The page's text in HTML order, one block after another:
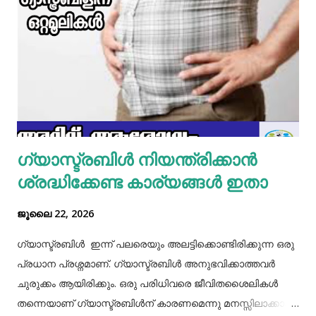
മിക്സിയുടെ ജാറിലേക്ക് മുട്ട, മൈദ, വെള്ളം പാകത്തിന് ഉപ്പ്
എന്നിവ ചേർത്ത് നന്നായിട്ട് അടിച്ചെടുക്കാം. ഇനി ഒരു പാനിൽ
മാവൊഴിച്ചു ദോശ ചുട്ടെടുക്കാം. ഇനി ഒരു പാത്രത്തിൽ മുട്ട
പൊട്ടിച്ച് ഒഴിക്കാം കൂടെത്തന്നെ പാൽ, കുരുമുളകുപൊടി, ഉപ്പ്,
മല്ലിയില എന്നിവ ചേർത്തൊരു മിക്സ്‌ തയാറാക്കാം. ഇനി
ഒരു പാനിൽ കുറച്ച് നെയ്യ് തടവിയ ശേഷം അതിൽ തയാ...
ഗ്യാസ്ട്രബിൾ നിയന്ത്രിക്കാൻ
ശ്രദ്ധിക്കേണ്ട കാര്യങ്ങൾ ഇതാ
ജൂലൈ 22, 2026
ഗ്യാസ്ട്രബിൾ ഇന്ന് പലരെയും അലട്ടിക്കൊണ്ടിരിക്കുന്ന ഒരു
പ്രധാന പ്രശ്നമാണ്. ഗ്യാസ്ട്രബിൾ അനുഭവിക്കാത്തവർ
ചുരുക്കം ആയിരിക്കും. ഒരു പരിധിവരെ ജീവിതശൈലികൾ
തന്നെയാണ് ഗ്യാസ്ട്രബിൾന് കാരണമെന്നു മനസ്സിലാക്കാം.